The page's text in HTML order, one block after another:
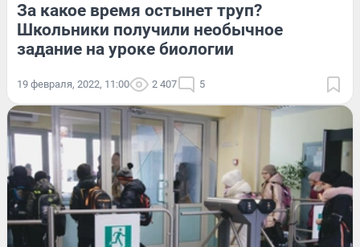
За какое время остынет труп?
Школьники получили необычное
задание на уроке биологии
19 февраля, 2022, 11:00 2 407 5